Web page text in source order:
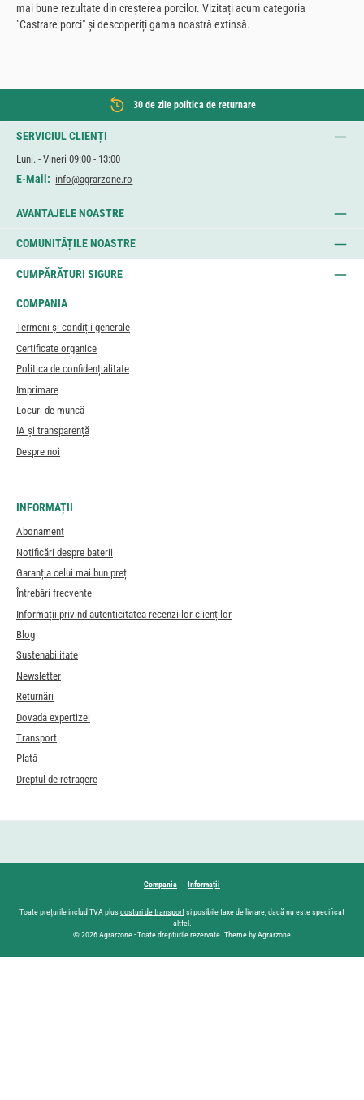
mai bune rezultate din creșterea porcilor. Vizitați acum categoria
"Castrare porci" și descoperiți gama noastră extinsă.
30 de zile politica de returnare
SERVICIUL CLIENȚI
Luni. - Vineri 09:00 - 13:00
E-Mail: info@agrarzone.ro
AVANTAJELE NOASTRE
COMUNITĂȚILE NOASTRE
CUMPĂRĂTURI SIGURE
COMPANIA
Termeni și condiții generale
Certificate organice
Politica de confidențialitate
Imprimare
Locuri de muncă
IA și transparență
Despre noi
INFORMAȚII
Abonament
Notificări despre baterii
Garanția celui mai bun preț
Întrebări frecvente
Informații privind autenticitatea recenziilor clienților
Blog
Sustenabilitate
Newsletter
Returnări
Dovada expertizei
Transport
Plată
Dreptul de retragere
Compania Informații
Toate prețurile includ TVA plus costuri de transportși posibile taxe de livrare, dacă nu este specificat
altfel.
© 2026 Agrarzone - Toate drepturile rezervate. Theme by Agrarzone